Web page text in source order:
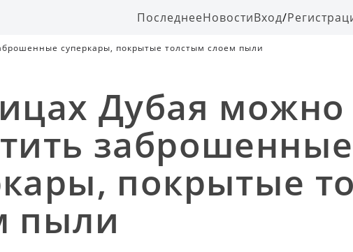
ПоследнееНовостиВход/
суперкары, покрытые толстым слоем пыли
Дубая можно
заброшенные
покрытые
пыли